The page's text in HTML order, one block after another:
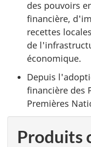
des pouvoirs
financière,
recettes
de
économique.
Depuis
financière des
Premières
Produits